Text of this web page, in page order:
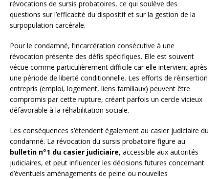
révocations de sursis probatoires, ce qui soulève des
questions sur l’efficacité du dispositif et sur la gestion de la
surpopulation carcérale.
Pour le condamné, l’incarcération consécutive à une
révocation présente des défis spécifiques. Elle est souvent
vécue comme particulièrement difficile car elle intervient après
une période de liberté conditionnelle. Les efforts de réinsertion
entrepris (emploi, logement, liens familiaux) peuvent être
compromis par cette rupture, créant parfois un cercle vicieux
défavorable à la réhabilitation sociale.
Les conséquences s’étendent également au casier judiciaire du
condamné. La révocation du sursis probatoire figure au
bulletin n°1 du casier judiciaire, accessible aux autorités
judiciaires, et peut influencer les décisions futures concernant
d’éventuels aménagements de peine ou nouvelles